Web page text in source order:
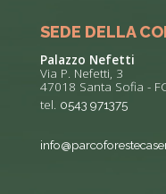
SEDE DELLA
Palazzo Nefetti
Via P. Nefetti, 3
47018 Santa Sofia -
tel. 0543 971375